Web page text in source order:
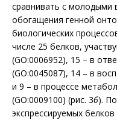
сравнивать с молодыми
обогащения генной
биологических
числе 25 белков,
(GO:0006952), 15 – в
(GO:0045087), 14 – в
и 9 – в процессе
(GO:0009100) (рис. 3б).
экспрессируемых